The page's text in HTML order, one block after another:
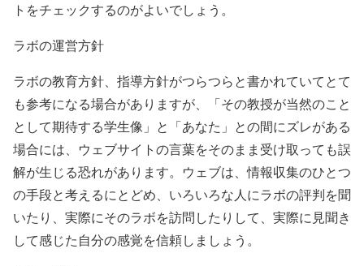
トをチェックするのがよいでしょう。
ラボの運営方針
ラボの教育方針、指導方針がつらつらと書かれていてとて
も参考になる場合がありますが、「その教授が当然のこと
として期待する学生像」と「あなた」との間にズレがある
場合には、ウェブサイトの言葉をそのまま受け取っても誤
解が生じる恐れがあります。ウェブは、情報収集のひとつ
の手段と考えるにとどめ、いろいろな人にラボの評判を聞
いたり、実際にそのラボを訪問したりして、実際に見聞き
して感じた自分の感覚を信頼しましょう。